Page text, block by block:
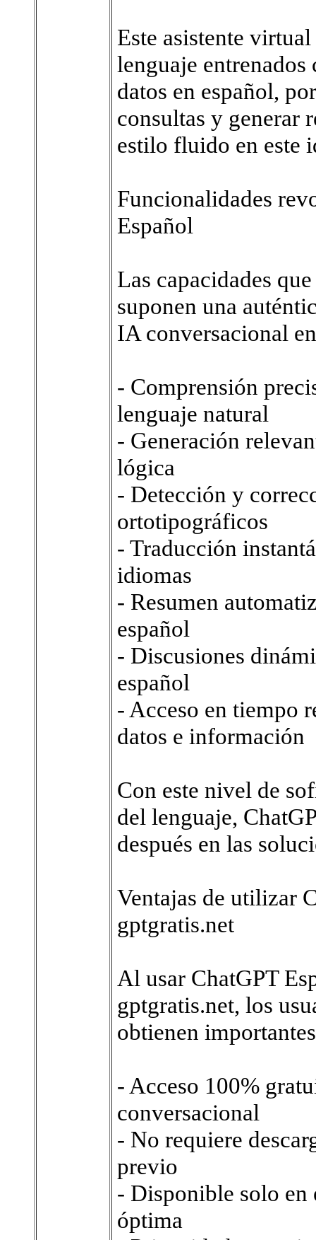
Este asistente
lenguaje entrenados
datos en español,
consultas y generar
estilo fluido en este
Funcionalidades
Español
Las capacidades
suponen una
IA conversacional
- Comprensión
lenguaje natural
- Generación
lógica
- Detección y
ortotipográficos
- Traducción
idiomas
- Resumen
español
- Discusiones
español
- Acceso en tiempo
datos e información
Con este nivel de
del lenguaje,
después en las
Ventajas de utilizar
gptgratis.net
Al usar ChatGPT
gptgratis.net, los
obtienen
- Acceso 100%
conversacional
- No requiere
previo
- Disponible solo en
óptima